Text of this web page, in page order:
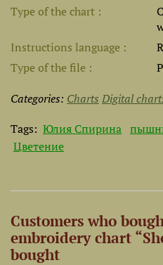
Type of the chart
Instructions language
Type of the file
Categories: Charts Digital
Tags: Юлия Спирина
Цветение
Customers who
embroidery chart
bought